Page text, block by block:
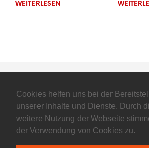
Cookies helfen uns bei der
unserer Inhalte und Dienste. Durch
weitere Nutzung der Webseite
der Verwendung von Cookies zu.
WEITERLESEN
©2025 Flyers Basketball GmbH - All
Impressum|Datenschutz|